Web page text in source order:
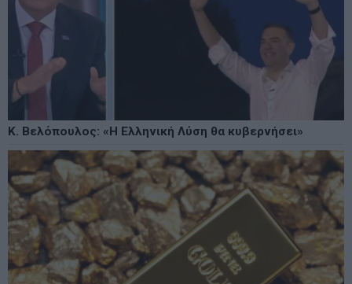
Κ. Βελόπουλος: «Η Ελληνική Λύση θα κυβερνήσει»